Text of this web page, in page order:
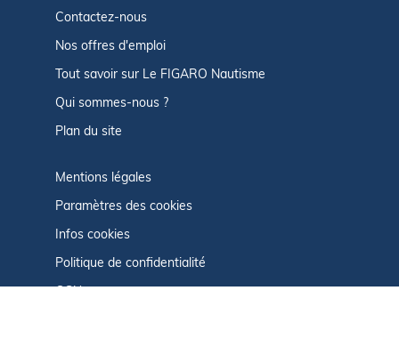
Contactez-nous
Nos offres d'emploi
Tout savoir sur Le FIGARO Nautisme
Qui sommes-nous ?
Plan du site
Mentions légales
Paramètres des cookies
Infos cookies
Politique de confidentialité
CGU